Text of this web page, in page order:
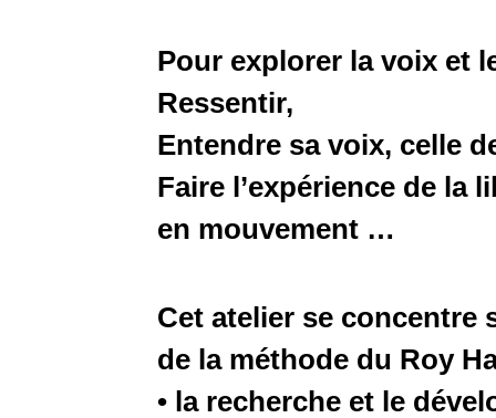
Pour explorer la voix et
Ressentir,
Entendre sa voix, celle
Faire l’expérience de la
en mouvement …
Cet atelier se concentre
de la méthode du Roy
• la recherche et le